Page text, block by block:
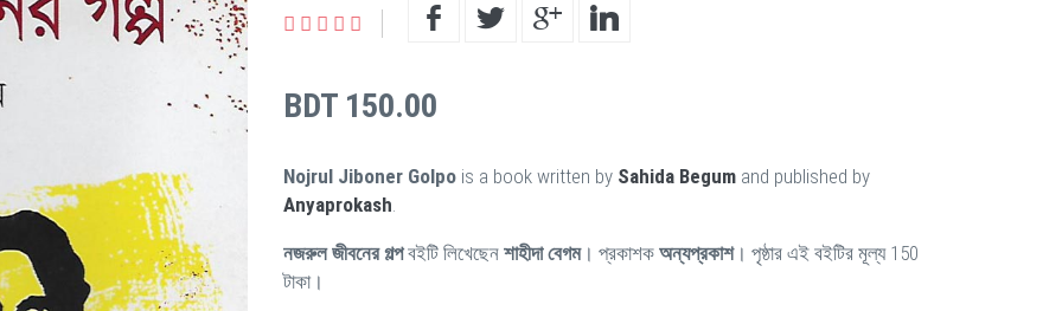
BDT 150.00
Nojrul Jiboner Golpo is a book written by Sahida Begum and published by
Anyaprokash.
নজরুল জীবনের গল্পবইটি লিখেছেন শাহীদা বেগম। প্রকাশক অন্যপ্রকাশ। পৃষ্ঠার এই বইটির মূল্য 150
টাকা।